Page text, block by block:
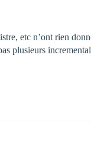
etc n’ont rien
plusieurs